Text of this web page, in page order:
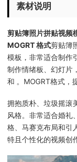
素材说明
剪贴簿照片拼贴视频
MOGRT 格式剪贴簿
模板，非常适合制作
制作情绪板、幻灯片
和 。MOGRT格式，
拥抱质朴、垃圾摇滚
风格。非常适合婚礼
格、马赛克布局和引
特且个性化的视频创